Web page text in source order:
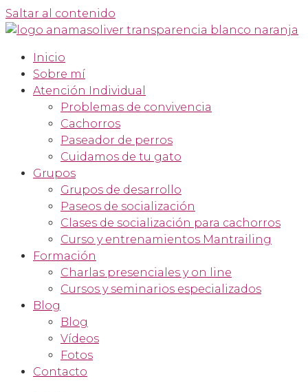
Saltar al contenido
Inicio
Sobre mí
Atención Individual
Problemas de convivencia
Cachorros
Paseador de perros
Cuidamos de tu gato
Grupos
Grupos de desarrollo
Paseos de socialización
Clases de socialización para cachorros
Curso y entrenamientos Mantrailing
Formación
Charlas presenciales y on line
Cursos y seminarios especializados
Blog
Blog
Vídeos
Fotos
Contacto